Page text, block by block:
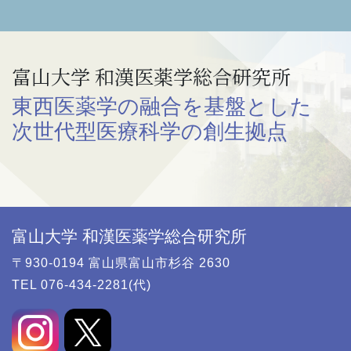
富山大学 和漢医薬学総合研究所
東西医薬学の融合を基盤とした
次世代型医療科学の創生拠点
富山大学 和漢医薬学総合研究所
〒930-0194 富山県富山市杉谷 2630
TEL 076-434-2281(代)